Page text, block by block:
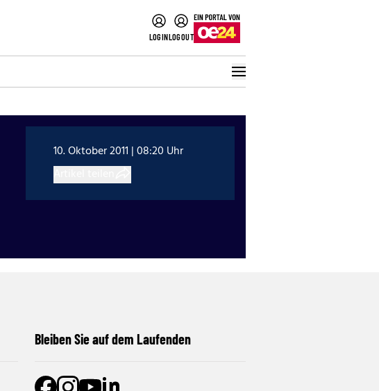
LOGINLOGOUT
10. Oktober 2011 | 08:20 Uhr
Bleiben Sie auf dem Laufenden